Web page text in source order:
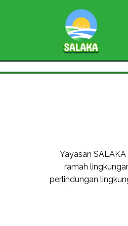
Yayasan
ramah
perlindungan